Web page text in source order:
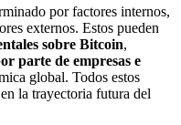
por factores internos,
externos. Estos pueden
sobre Bitcoin,
parte de empresas e
global. Todos estos
la trayectoria futura del